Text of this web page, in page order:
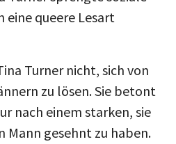
eine queere Lesart
Turner nicht, sich von
zu lösen. Sie betont
nach einem starken, sie
Mann gesehnt zu haben.